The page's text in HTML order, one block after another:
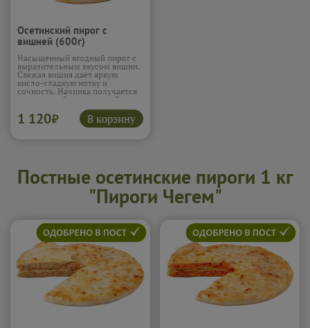
Осетинский пирог с
вишней (600г)
Насыщенный ягодный пирог с
выразительным вкусом вишни.
Свежая вишня даёт яркую
кисло-сладкую нотку и
сочность. Начинка получается
насыщенной и ароматной.
Лёгкая сладость смягчает вкус.
Пирог получается ярким и
аппетитным.
Подробнее...
1 120₽ В корзину
Постные осетинские пироги 1 кг
"Пироги Чегем"